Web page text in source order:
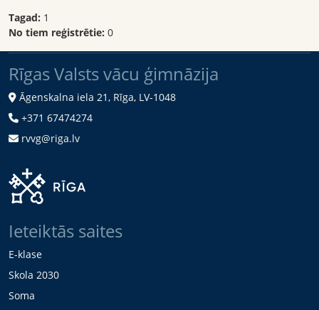
Tagad: 1
No tiem reģistrētie: 0
Rīgas Valsts vācu ģimnāzija
Āgenskalna iela 21, Rīga, LV-1048
+371 67474274
rvvg@riga.lv
Ieteiktās saites
E-klase
Skola 2030
Soma